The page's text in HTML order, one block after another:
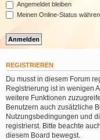
Angemeldet bleiben
Meinen Online-Status
REGISTRIEREN
Du musst in diesem Forum
Registrierung ist in wenigen
weitere Funktionen
Benutzern auch zusätzliche
Nutzungsbedingungen und
registrierst. Bitte beachte
diesem Board bewegst.